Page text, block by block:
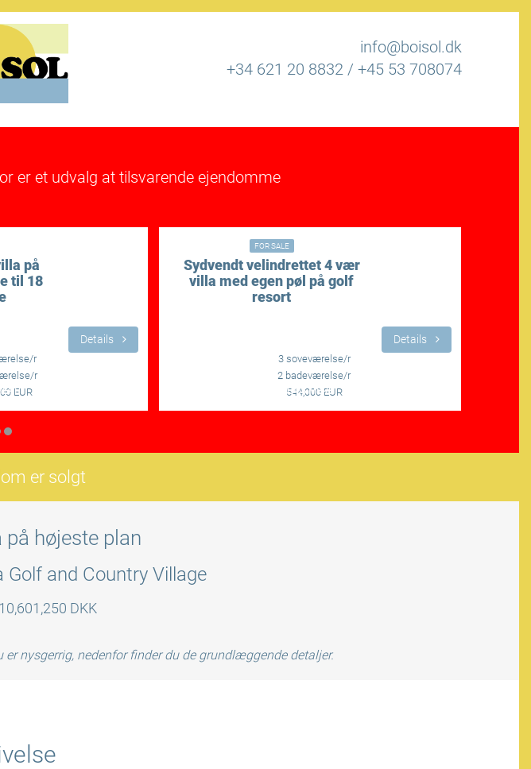
info@boisol.dk
+34 621 20 8832 / +45 53 708074
er et udvalg at tilsvarende ejendomme
på
til 18
Details
r
r
EUR
FOR SALE
Sydvendt velindrettet 4 vær
villa med egen pøl på golf
resort
Details
3 soveværelse/r
2 badeværelse/r
544,000 EUR
LÆS MERE
er solgt
højeste plan
Golf and Country Village
DKK
nysgerrig, nedenfor finder du de grundlæggende detaljer.